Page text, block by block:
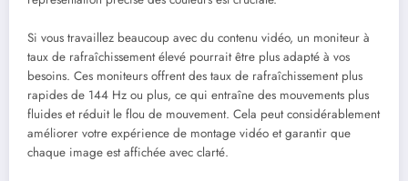
Si vous travaillez beaucoup avec du contenu vidéo, un moniteur à
taux de rafraîchissement élevé pourrait être plus adapté à vos
besoins. Ces moniteurs offrent des taux de rafraîchissement plus
rapides de 144 Hz ou plus, ce qui entraîne des mouvements plus
fluides et réduit le flou de mouvement. Cela peut considérablement
améliorer votre expérience de montage vidéo et garantir que
chaque image est affichée avec clarté.